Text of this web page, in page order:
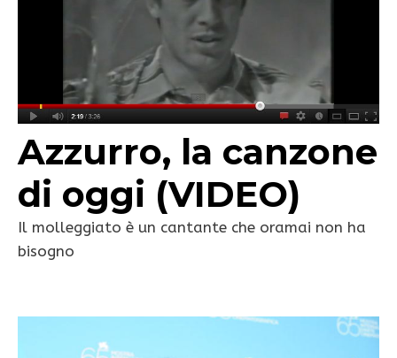
Azzurro, la canzone
di oggi (VIDEO)
Il molleggiato è un cantante che oramai non ha
bisogno